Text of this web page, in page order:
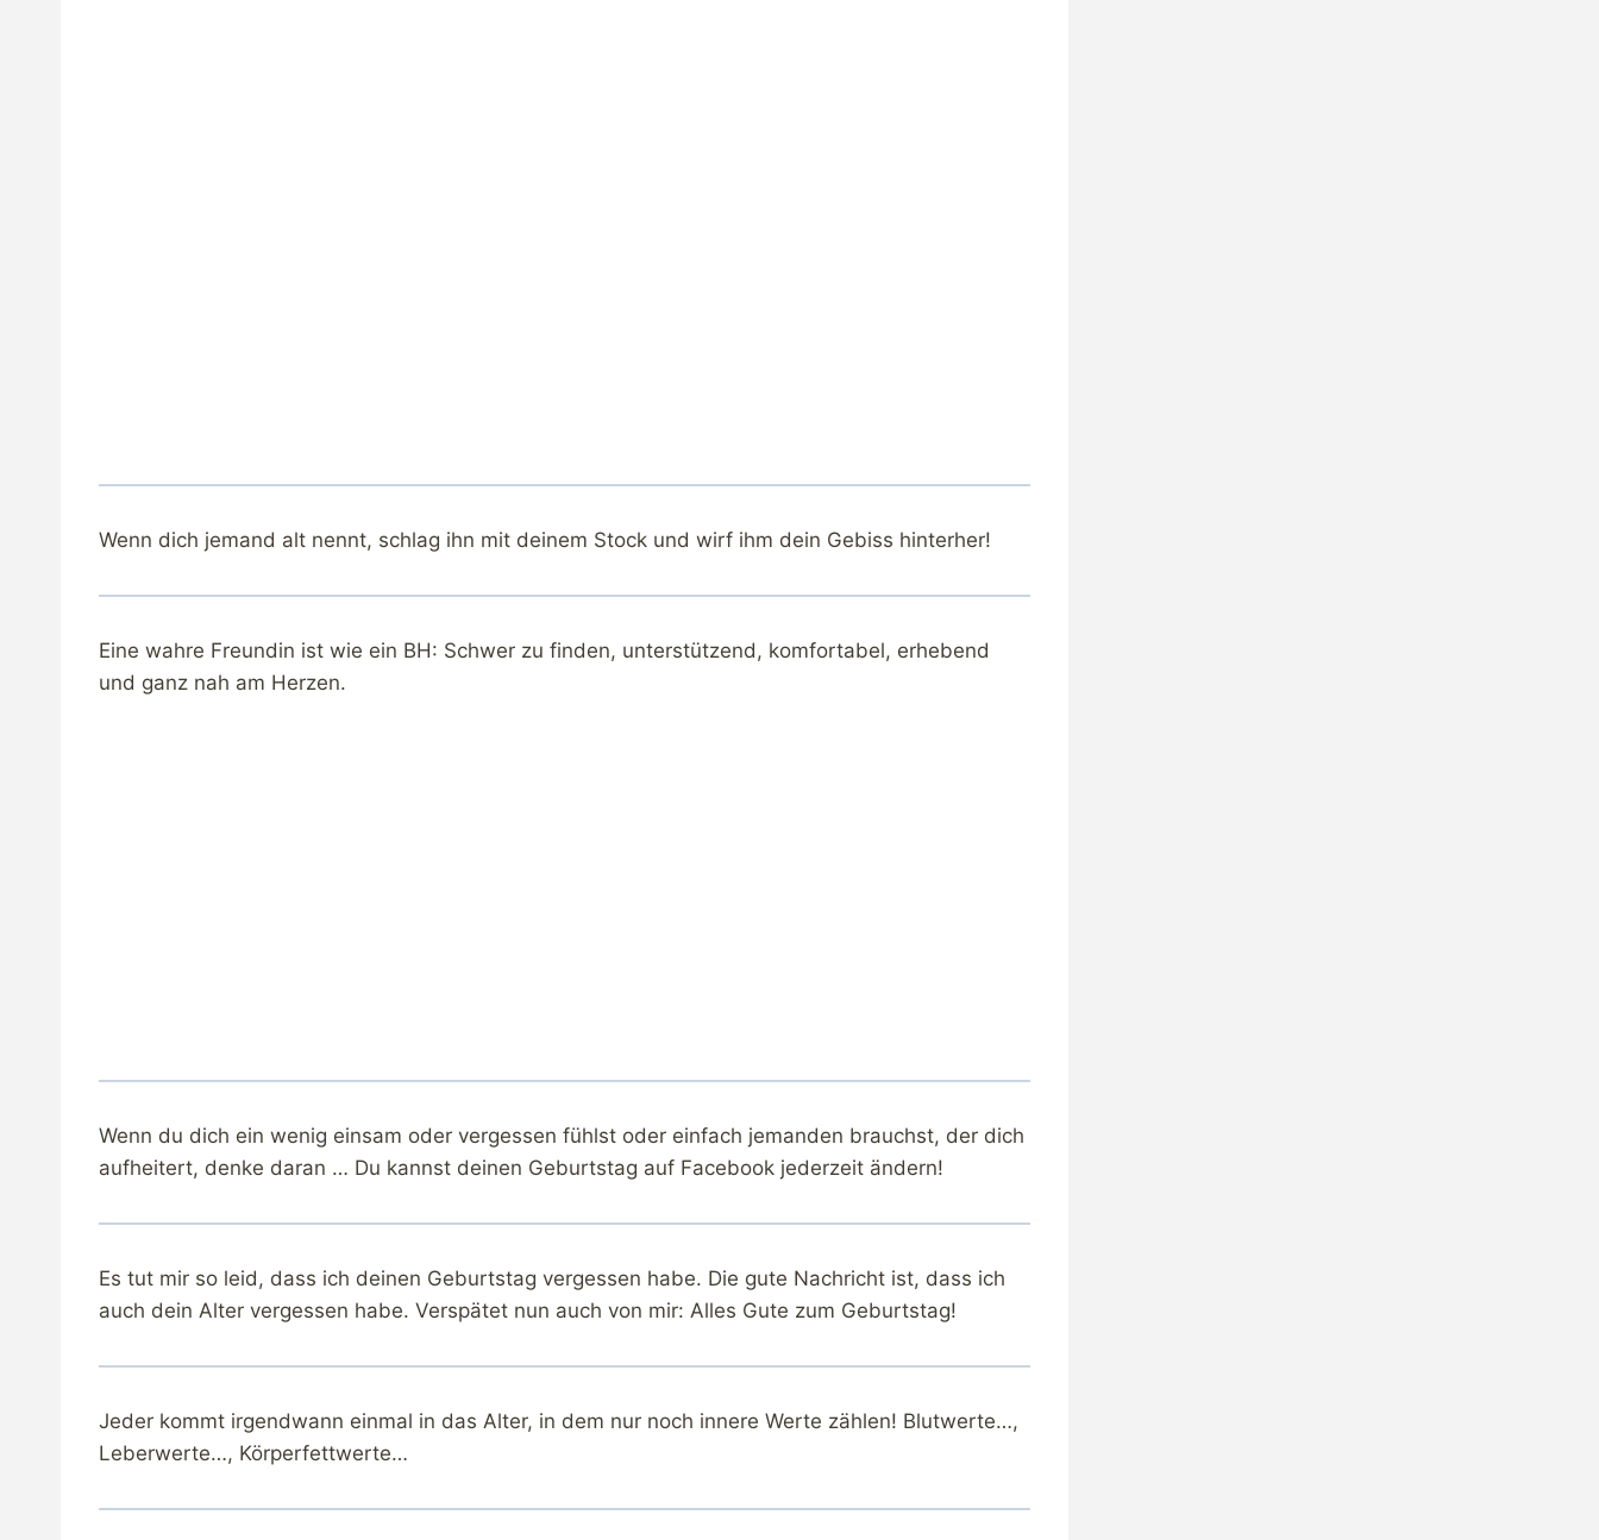
Wenn dich jemand alt nennt, schlag ihn mit deinem Stock und wirf ihm dein Gebiss hinterher!
Eine wahre Freundin ist wie ein BH: Schwer zu finden, unterstützend, komfortabel, erhebend
und ganz nah am Herzen.
Wenn du dich ein wenig einsam oder vergessen fühlst oder einfach jemanden brauchst, der dich
aufheitert, denke daran … Du kannst deinen Geburtstag auf Facebook jederzeit ändern!
Es tut mir so leid, dass ich deinen Geburtstag vergessen habe. Die gute Nachricht ist, dass ich
auch dein Alter vergessen habe. Verspätet nun auch von mir: Alles Gute zum Geburtstag!
Jeder kommt irgendwann einmal in das Alter, in dem nur noch innere Werte zählen! Blutwerte…,
Leberwerte…, Körperfettwerte…